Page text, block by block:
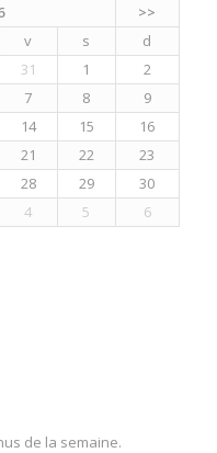
>>
v s
d
31 1
2
7 8
9
14 15
16
21 22
23
28 29
30
4 5 6
de la semaine.